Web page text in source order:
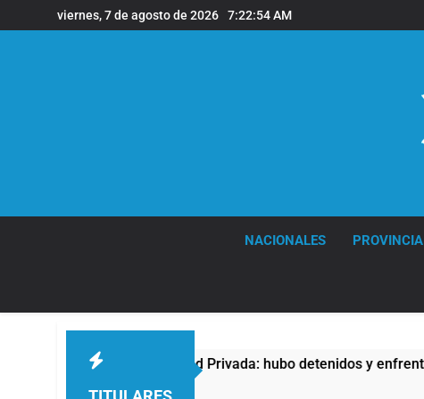
al
viernes, 7 de agosto de 2026 7:22:55 AM
NACIONALES PROVINCIA
Propiedad Privada: hubo detenidos y enfrentamientos